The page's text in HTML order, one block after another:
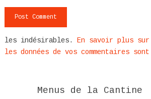
les indésirables.
En savoir plus
les données de vos commentaires
Menus de la Cantine